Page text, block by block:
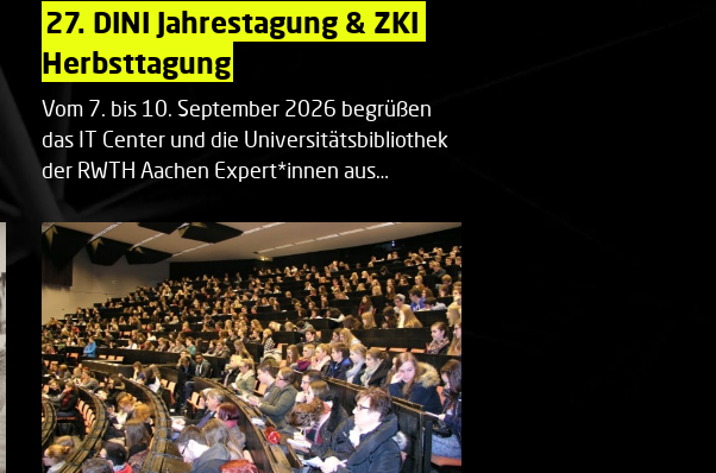
27. DINI Jahrestagung & ZKI
Herbsttagung
Vom 7. bis 10. September 2026 begrüßen
das IT Center und die Universitätsbibliothek
der RWTH Aachen Expert*innen aus…